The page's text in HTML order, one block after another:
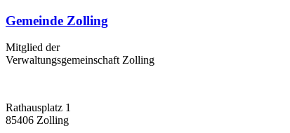
Gemeinde Zolling
Mitglied der
Verwaltungsgemeinschaft Zolling
Rathausplatz 1
85406 Zolling